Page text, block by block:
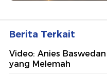
Berita Terkait
Video: Anies
yang Melemah